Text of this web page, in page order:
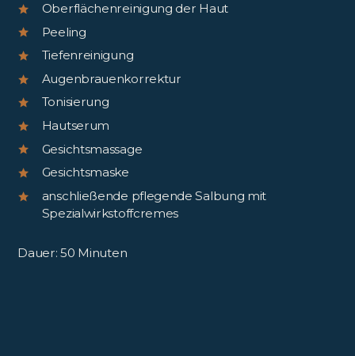
Oberflächenreinigung der Haut
Peeling
Tiefenreinigung
Augenbrauenkorrektur
Tonisierung
Hautserum
Gesichtsmassage
Gesichtsmaske
anschließende pflegende Salbung mit
Spezialwirkstoffcremes
Dauer: 50 Minuten